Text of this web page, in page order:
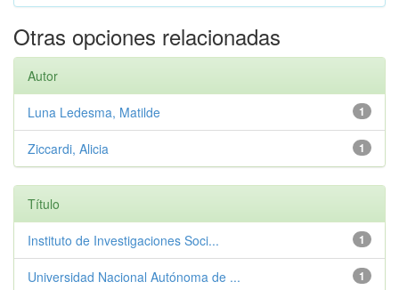
Otras opciones relacionadas
Autor
1
Luna Ledesma, Matilde
1
Ziccardi, Alicia
Título
1
Instituto de Investigaciones Soci...
1
Universidad Nacional Autónoma de ...